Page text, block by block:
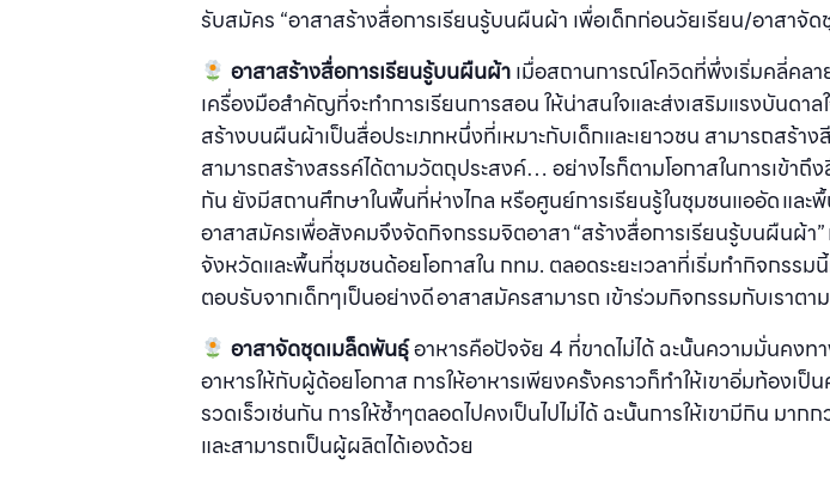
รับสมัคร “อาสาสร้างสื่อการเรียนรู้บนผืนผ้า เพื่อเด็กก่อนวัยเรียน/อาสาจั
อาสาสร้างสื่อการเรียนรู้บนผืนผ้าเมื่อสถานการณ์โควิดที่พึ่งเริ่มคลี่คลา
เครื่องมือสำคัญที่จะทำการเรียนการสอน ให้น่าสนใจและส่งเสริมแรงบันด
สร้างบนผืนผ้าเป็นสื่อประเภทหนึ่งที่เหมาะกับเด็กและเยาวชน สามารถสร้า
สามารถสร้างสรรค์ได้ตามวัตถุประสงค์… อย่างไรก็ตามโอกาสในการเข้าถึ
กัน ยังมีสถานศึกษาในพื้นที่ห่างไกล หรือศูนย์การเรียนรู้ในชุมชนแออัด และ
อาสาสมัครเพื่อสังคมจึงจัดกิจกรรมจิตอาสา “สร้างสื่อการเรียนรู้บนผืนผ้า
จังหวัดและพื้นที่ชุมชนด้อยโอกาสใน กทม. ตลอดระยะเวลาที่เริ่มทำกิจกร
ตอบรับจากเด็กๆเป็นอย่างดี อาสาสมัครสามารถ เข้าร่วมกิจกรรมกับเราตา
อาสาจัดชุดเมล็ดพันธุ์อาหารคือปัจจัย 4 ที่ขาดไม่ได้ ฉะนั้นความมั่นคง
อาหารให้กับผู้ด้อยโอกาส การให้อาหารเพียงครั้งคราวก็ทําให้เขาอิ่มท้องเ
รวดเร็วเช่นกัน การให้ซ้ําๆตลอดไปคงเป็นไปไม่ได้ ฉะนั้นการให้เขามีกิน มา
และสามารถเป็นผู้ผลิตได้เองด้วย